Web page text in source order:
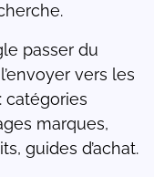
passer du
vers les
catégories
marques,
guides d’achat.